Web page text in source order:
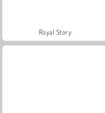
Royal Story